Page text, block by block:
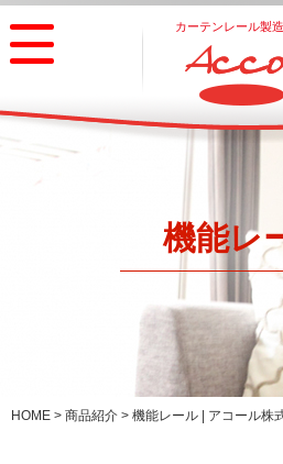
カーテンレール製
機能レ
HOME > 商品紹介 > 機能レール | アコール株